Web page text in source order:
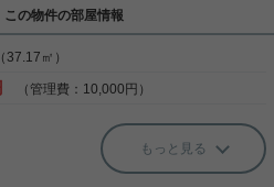
この物件の部屋情報
㎡）
（管理費：10,000円）
もっと見る